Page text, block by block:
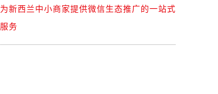
为新西兰中小商家提供微信生态推广的一站式
服务